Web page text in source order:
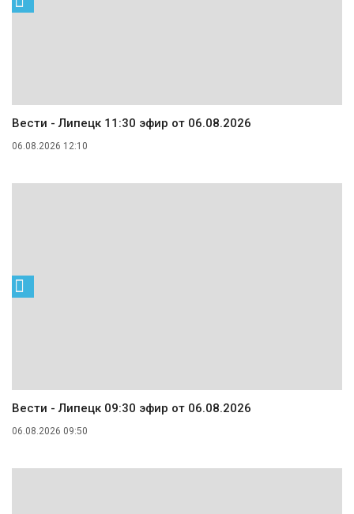
Вести - Липецк 11:30 эфир от 06.08.2026
06.08.2026 12:10
Вести - Липецк 09:30 эфир от 06.08.2026
06.08.2026 09:50